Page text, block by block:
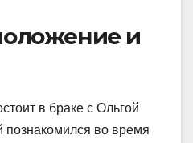
и
в браке с Ольгой
познакомился во время